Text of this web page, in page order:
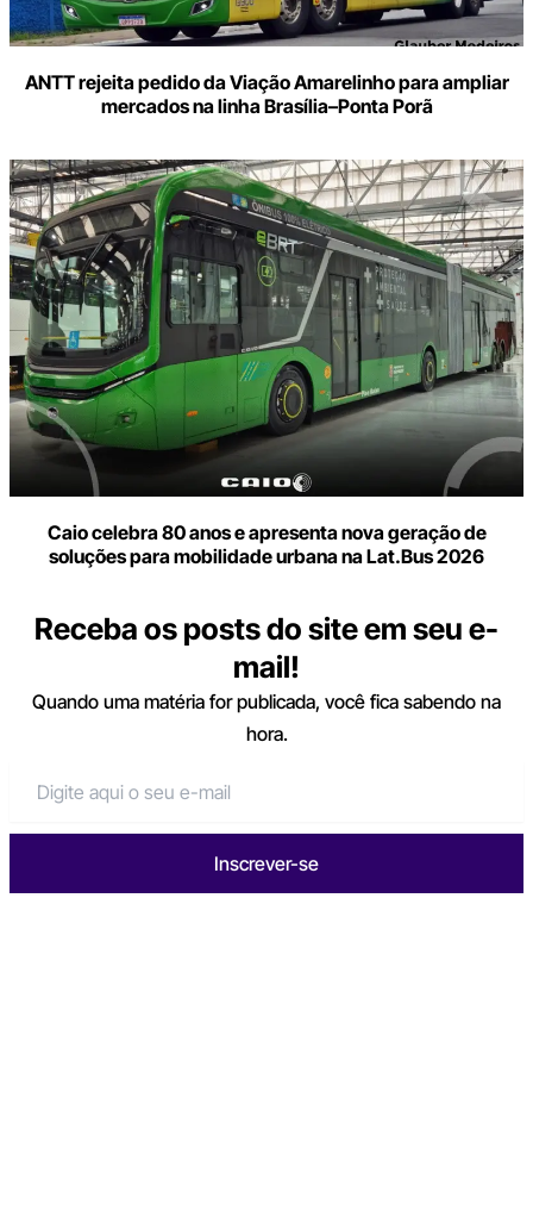
ANTT rejeita pedido da Viação Amarelinho para ampliar
mercados na linha Brasília–Ponta Porã
Caio celebra 80 anos e apresenta nova geração de
soluções para mobilidade urbana na Lat.Bus 2026
Receba os posts do site em seu e-
mail!
Quando uma matéria for publicada, você fica sabendo na
hora.
Inscrever-se